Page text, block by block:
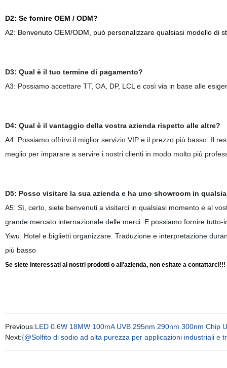
D2: Se fornire OEM / ODM?
A2: Benvenuto OEM/ODM, può personalizzare qualsiasi modello di
D3: Qual è il tuo termine di pagamento?
A3: Possiamo accettare TT, OA, DP, LCL e così via in base alle
D4: Qual è il vantaggio della vostra azienda rispetto alle altre?
A4: Possiamo offrirvi il miglior servizio VIP e il prezzo più basso. Il
meglio per imparare a servire i nostri clienti in modo molto più
D5: Posso visitare la sua azienda e ha uno showroom in
A5: Sì, certo, siete benvenuti a visitarci in qualsiasi momento e al
grande mercato internazionale delle merci. E possiamo fornire
Yiwu. Hotel e biglietti organizzare. Traduzione e interpretazione
più basso
Se siete interessati ai nostri prodotti o all'azienda, non esitatea contattarci!!!
Previous:LED 0.6W 18MW 100mA UVB 295nm 290nm 300nm Chip
Next:{@Solfito di sodio ad alta purezza per applicazioni industriali e